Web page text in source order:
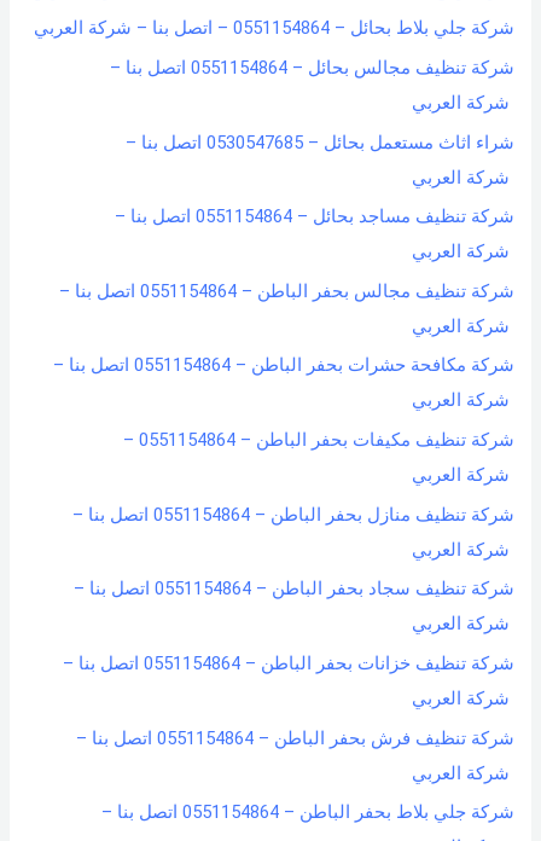
شركة جلي بلاط بحائل – 0551154864 – اتصل بنا – شركة العربي
شركة تنظيف مجالس بحائل – 0551154864 اتصل بنا –
شركة العربي
شراء اثاث مستعمل بحائل – 0530547685 اتصل بنا –
شركة العربي
شركة تنظيف مساجد بحائل – 0551154864 اتصل بنا –
شركة العربي
شركة تنظيف مجالس بحفر الباطن – 0551154864 اتصل بنا –
شركة العربي
شركة مكافحة حشرات بحفر الباطن – 0551154864 اتصل بنا –
شركة العربي
شركة تنظيف مكيفات بحفر الباطن – 0551154864 –
شركة العربي
شركة تنظيف منازل بحفر الباطن – 0551154864 اتصل بنا –
شركة العربي
شركة تنظيف سجاد بحفر الباطن – 0551154864 اتصل بنا –
شركة العربي
شركة تنظيف خزانات بحفر الباطن – 0551154864 اتصل بنا –
شركة العربي
شركة تنظيف فرش بحفر الباطن – 0551154864 اتصل بنا –
شركة العربي
شركة جلي بلاط بحفر الباطن – 0551154864 اتصل بنا –